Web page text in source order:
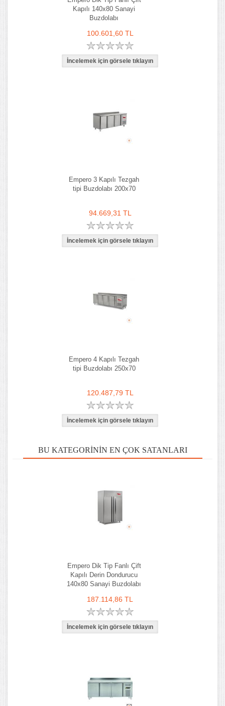
Kapılı 140x80 Sanayi
Buzdolabı
100.601,60 TL
Empero 3 Kapılı Tezgah
tipi Buzdolabı 200x70
94.669,31 TL
Empero 4 Kapılı Tezgah
tipi Buzdolabı 250x70
120.487,79 TL
BU KATEGORININ EN ÇOK SATANLARI
Empero Dik Tip Fanlı Çift
Kapılı Derin Dondurucu
140x80 Sanayi Buzdolabı
187.114,86 TL